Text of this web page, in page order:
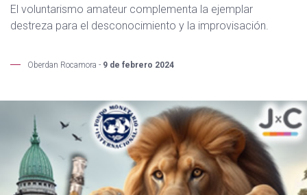
El voluntarismo amateur complementa la ejemplar
destreza para el desconocimiento y la improvisación.
Oberdan Rocamora - 9 de febrero 2024